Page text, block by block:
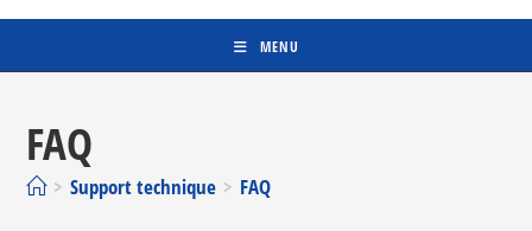
MENU
FAQ
> Support technique > FAQ